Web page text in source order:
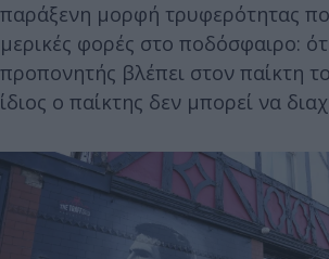
παράξενη μορφή τρυφερότητας
μερικές φορές στο ποδόσφαιρο:
προπονητής βλέπει στον παίκτη
ίδιος ο παίκτης δεν μπορεί να